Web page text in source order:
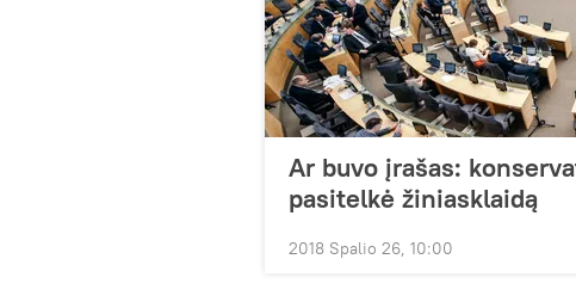
Ar buvo įrašas:
pasitelkė žiniasklaidą
2018 Spalio 26, 10:00